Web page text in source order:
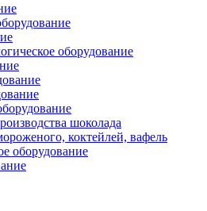
оборудование
шоколада
коктейлей, вафель
оборудование